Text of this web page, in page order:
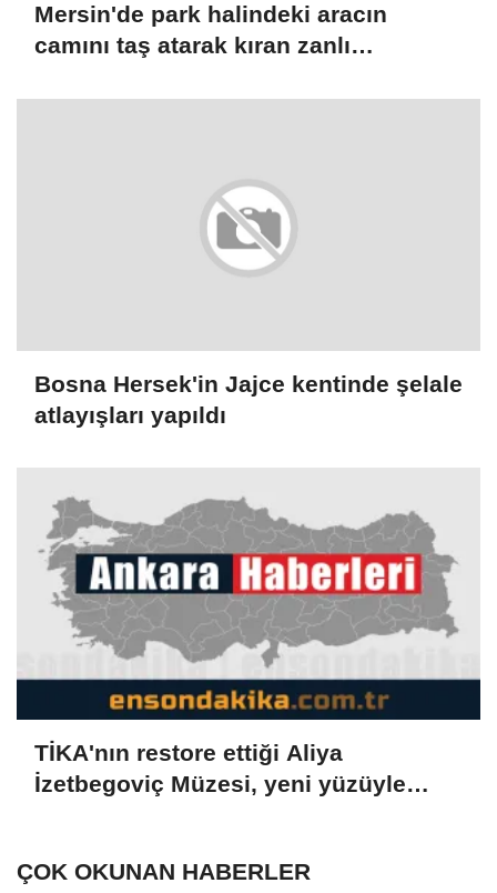
Mersin'de park halindeki aracın
camını taş atarak kıran zanlı
Bosna Hersek'in Jajce kentinde şelale
atlayışları yapıldı
TİKA'nın restore ettiği Aliya
İzetbegoviç Müzesi, yeni yüzüyle
ÇOK OKUNAN HABERLER